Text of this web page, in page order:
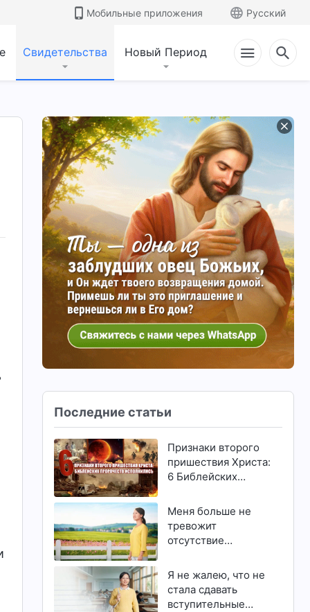
Мобильные приложения Русский
Свидетельства Новый Период
Последние статьи
Признаки второго
пришествия Христа:
6 Библейских
исполнились
Меня больше не
тревожит
отсутствие
талантов
Я не жалею, что не
стала сдавать
вступительные